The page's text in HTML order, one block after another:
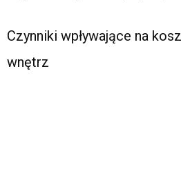
Czynniki wpływające na
wnętrz